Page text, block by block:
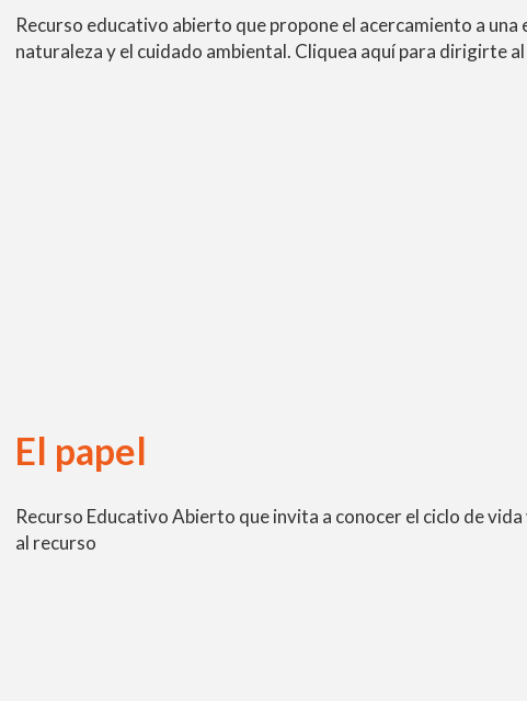
Recurso educativo abierto que propone el acercamiento a
naturaleza y el cuidado ambiental. Cliquea aquí para dirigirte
El papel
Recurso Educativo Abierto que invita a conocer el ciclo de
al recurso